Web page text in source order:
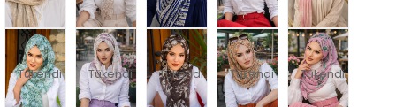
Tükendi Tükendi Tükendi Tükendi Tükendi